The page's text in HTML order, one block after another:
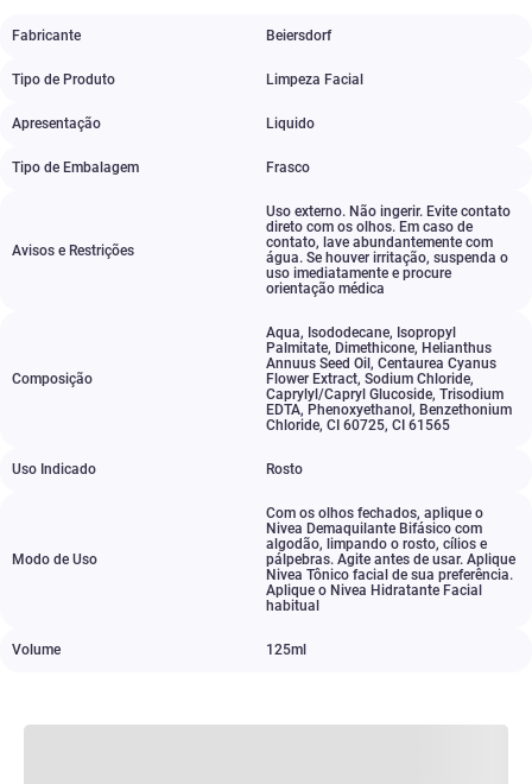
Fabricante Beiersdorf
Tipo de Produto Limpeza Facial
Apresentação Liquido
Tipo de Embalagem Frasco
Avisos e Restrições
Uso externo. Não ingerir. Evite contato
direto com os olhos. Em caso de
contato, lave abundantemente com
água. Se houver irritação, suspenda o
uso imediatamente e procure
orientação médica
Composição
Aqua, Isododecane, Isopropyl
Palmitate, Dimethicone, Helianthus
Annuus Seed Oil , Centaurea Cyanus
Flower Extract, Sodium Chloride,
Caprylyl/Capryl Glucoside, Trisodium
EDTA, Phenoxyethanol , Benzethonium
Chloride, CI 60725, CI 61565
Uso Indicado Rosto
Modo de Uso
Com os olhos fechados, aplique o
Nivea Demaquilante Bifásico com
algodão, limpando o rosto, cílios e
pálpebras. Agite antes de usar. Aplique
Nivea Tônico facial de sua preferência.
Aplique o Nivea Hidratante Facial
habitual
Volume 125ml